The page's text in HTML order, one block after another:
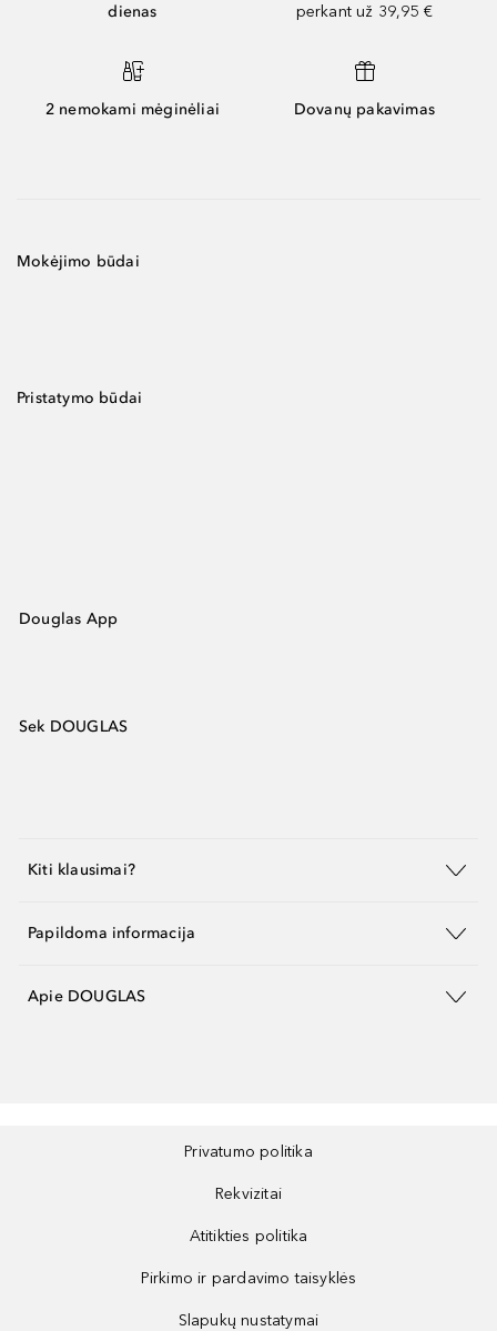
dienas perkant už 39,95 €
2 nemokami mėginėliai Dovanų pakavimas
Mokėjimo būdai
Pristatymo būdai
Douglas App
Sek DOUGLAS
Kiti klausimai?
Papildoma informacija
Apie DOUGLAS
Privatumo politika
Rekvizitai
Atitikties politika
Pirkimo ir pardavimo taisyklės
Slapukų nustatymai